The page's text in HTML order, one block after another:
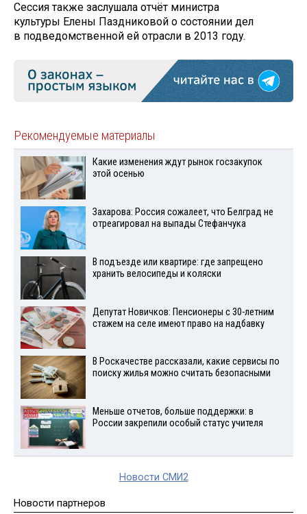
Сессия также заслушала отчёт министра
культуры Елены Паздниковой о состоянии дел
в подведомственной ей отрасли в 2013 году.
Рекомендуемые материалы
Какие изменения ждут рынок госзакупок
этой осенью
Захарова: Россия сожалеет, что Белград не
отреагировал на выпады Стефанчука
В подъезде или квартире: где запрещено
хранить велосипеды и коляски
Депутат Новичков: Пенсионеры с 30-летним
стажем на селе имеют право на надбавку
В Роскачестве рассказали, какие сервисы по
поиску жилья можно считать безопасными
Меньше отчетов, больше поддержки: в
России закрепили особый статус учителя
Новости СМИ2
Новости партнеров